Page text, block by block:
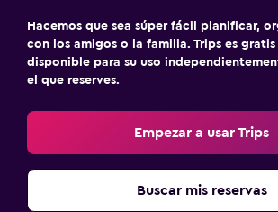
Hacemos que sea súper fácil planificar,
con los amigos o la familia. Trips es gratis
disponible para su uso
el que reserves.
Empezar a usar Trips
Buscar mis reservas